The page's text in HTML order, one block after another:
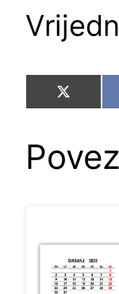
Share
on
X